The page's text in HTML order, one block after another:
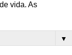
vida. As
▼